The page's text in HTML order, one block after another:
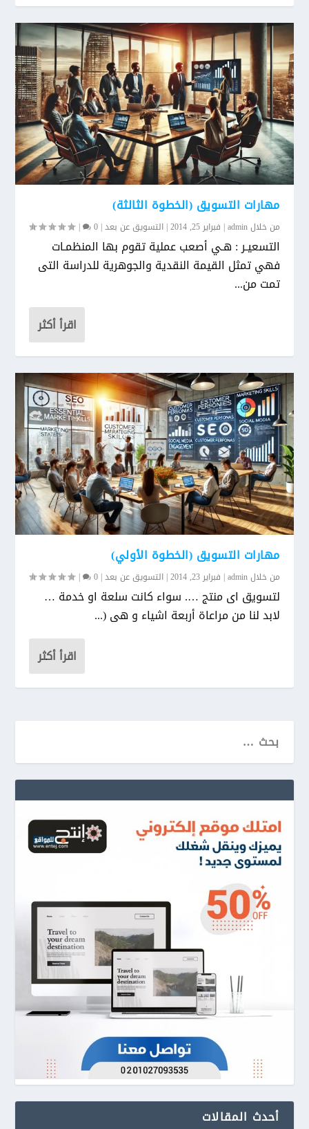
مهارات التسويق (الخطوة الثالثة)
من خلالadmin
| فبراير 25, 2014 |التسويق عن بعد|
0
|
التسعيـر : هـي أصعب عملية تقوم بها المنظمـات
فهي تمثل القيمة النقدية والجوهرية للدراسة التى
تمت من...
اقرأ أكثر
مهارات التسويق (الخطوة الأولي)
من خلالadmin
| فبراير 23, 2014 |التسويق عن بعد|
0
|
لتسويق اى منتج …. سواء كانت سلعة او خدمة …
لابد لنا من مراعاة أربعة اشياء و هى (...
اقرأ أكثر
أحدث المقالات